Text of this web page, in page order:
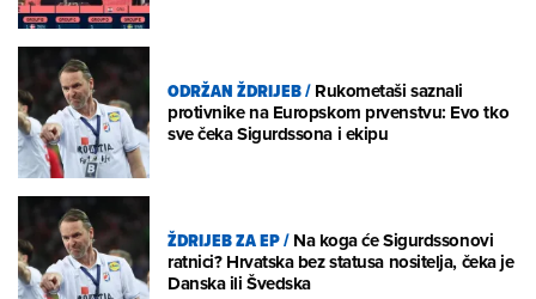
ODRŽAN ŽDRIJEB/Rukometaši saznali
protivnike na Europskom prvenstvu: Evo tko
sve čeka Sigurdssona i ekipu
ŽDRIJEB ZA EP/Na koga će Sigurdssonovi
ratnici? Hrvatska bez statusa nositelja, čeka je
Danska ili Švedska